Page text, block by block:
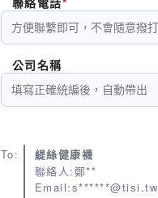
公司名稱
To:
緹絲健康襪
聯絡人:鄭**
Email:s******@tisi.tw